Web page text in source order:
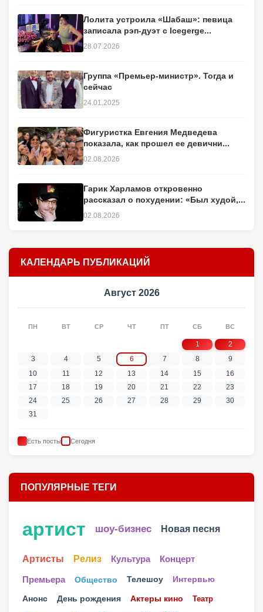
Лолита устроила «Шабаш»: певица
записала рэп-дуэт с Icegerge...
28.07.2026
Группа «Премьер-министр». Тогда и
сейчас
24.01.2025
Фигуристка Евгения Медведева
показала, как прошел ее девични...
02.08.2026
Гарик Харламов откровенно
рассказал о похудении: «Был худой,...
02.08.2026
КАЛЕНДАРЬ ПУБЛИКАЦИЙ
Август 2026
ПН ВТ СР ЧТ ПТ СБ ВС
1
2
3
4 5 6 7 8
9
10
11 12 13 14 15
16
17
18 19 20 21 22
23
24
25 26 27 28 29
30
31
Есть посты Сегодня
ПОПУЛЯРНЫЕ ТЕГИ
артист шоу-бизнес Новая песня
Артисты Релиз Культура Концерт
Премьера Общество Телешоу Интервью
Анонс День рождения Актеры кино Театр